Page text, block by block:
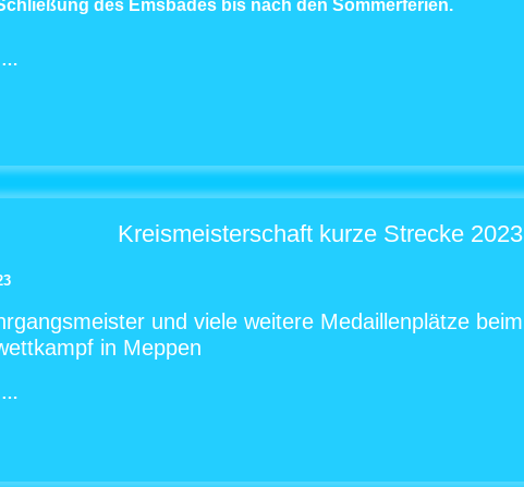
des Emsbades bis nach den Sommerferien.
…
Kreismeisterschaft kurze Strecke 2023
und viele weitere Medaillenplätze beim
in Meppen
…